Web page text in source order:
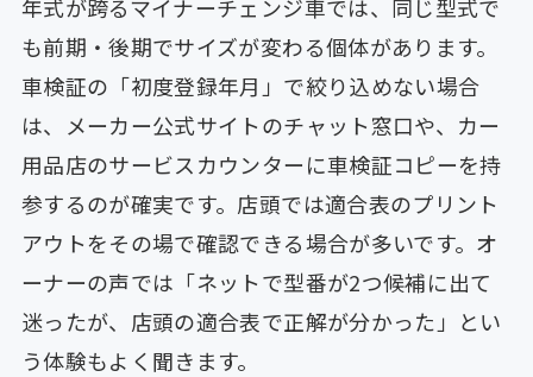
年式が跨るマイナーチェンジ車では、同じ型式で
も前期・後期でサイズが変わる個体があります。
車検証の「初度登録年月」で絞り込めない場合
は、メーカー公式サイトのチャット窓口や、カー
用品店のサービスカウンターに車検証コピーを持
参するのが確実です。店頭では適合表のプリント
アウトをその場で確認できる場合が多いです。オ
ーナーの声では「ネットで型番が2つ候補に出て
迷ったが、店頭の適合表で正解が分かった」とい
う体験もよく聞きます。